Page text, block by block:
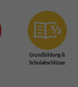
Grundbildung &
Schulabschlüsse